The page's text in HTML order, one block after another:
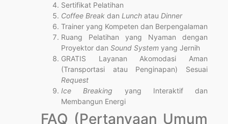
Sertifikat Pelatihan
Coffee Break dan Lunch atau Dinner
Trainer yang Kompeten dan Berpengalaman
Ruang Pelatihan yang Nyaman dengan
Proyektor dan Sound System yang Jernih
GRATIS Layanan Akomodasi Aman
(Transportasi atau Penginapan) Sesuai
Request
Ice Breaking yang Interaktif dan
Membangun Energi
FAQ (Pertanyaan Umum